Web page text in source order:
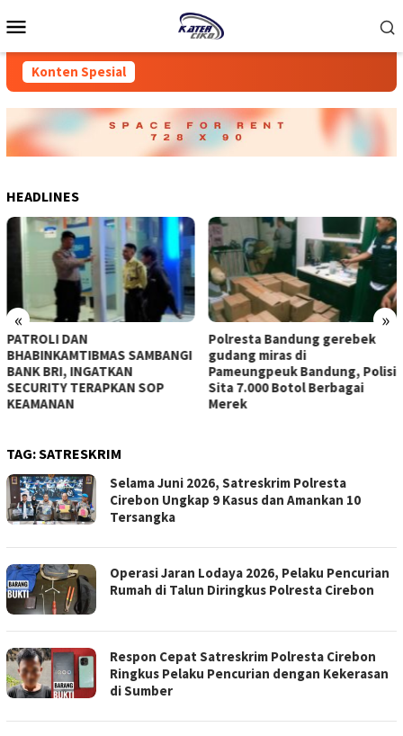
ke
Mobile
Konten Spesial
HEADLINES
« »
‎PATROLI DAN
BHABINKAMTIBMAS SAMBANGI
BANK BRI, INGATKAN
SECURITY TERAPKAN SOP
KEAMANAN
Polresta Bandung gerebek
gudang miras di
Pameungpeuk Bandung, Polisi
Sita 7.000 Botol Berbagai
Merek
TAG:SATRESKRIM
Selama Juni 2026, Satreskrim Polresta
Cirebon Ungkap 9 Kasus dan Amankan 10
Tersangka
Operasi Jaran Lodaya 2026, Pelaku Pencurian
Rumah di Talun Diringkus Polresta Cirebon
Respon Cepat Satreskrim Polresta Cirebon
Ringkus Pelaku Pencurian dengan Kekerasan
di Sumber